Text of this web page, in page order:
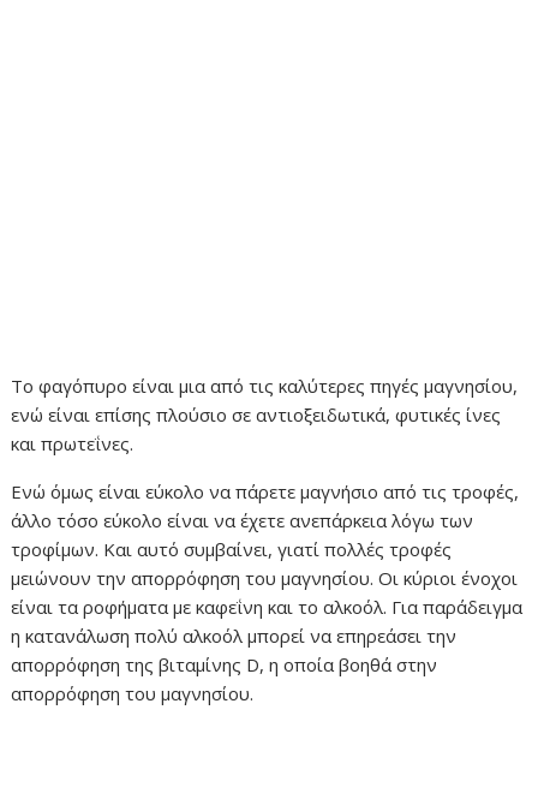
Το φαγόπυρο είναι μια από τις καλύτερες πηγές μαγνησίου,
ενώ είναι επίσης πλούσιο σε αντιοξειδωτικά, φυτικές ίνες
και πρωτεΐνες.
Ενώ όμως είναι εύκολο να πάρετε μαγνήσιο από τις τροφές,
άλλο τόσο εύκολο είναι να έχετε ανεπάρκεια λόγω των
τροφίμων. Και αυτό συμβαίνει, γιατί πολλές τροφές
μειώνουν την απορρόφηση του μαγνησίου. Οι κύριοι ένοχοι
είναι τα ροφήματα με καφεΐνη και το αλκοόλ. Για παράδειγμα
η κατανάλωση πολύ αλκοόλ μπορεί να επηρεάσει την
απορρόφηση της βιταμίνης D, η οποία βοηθά στην
απορρόφηση του μαγνησίου.